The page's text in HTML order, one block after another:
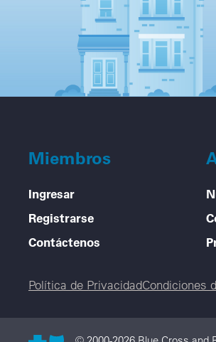
Miembros
Ingresar
Registrarse
Contáctenos
Legal menu
Política de PrivacidadCondiciones